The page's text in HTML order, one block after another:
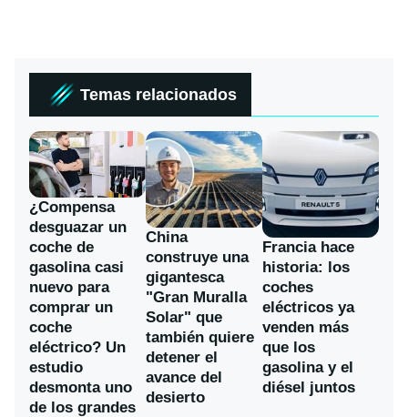
Temas relacionados
¿Compensa
desguazar un
coche de
gasolina casi
nuevo para
comprar un
coche
eléctrico? Un
estudio
desmonta uno
de los grandes
China
construye una
gigantesca
"Gran Muralla
Solar" que
también quiere
detener el
avance del
desierto
Francia hace
historia: los
coches
eléctricos ya
venden más
que los
gasolina y el
diésel juntos